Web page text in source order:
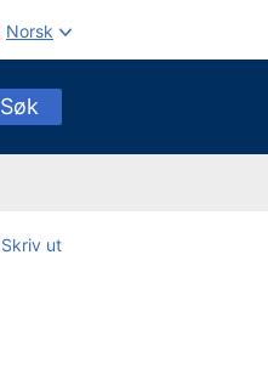
Norsk
Søk
Skriv ut